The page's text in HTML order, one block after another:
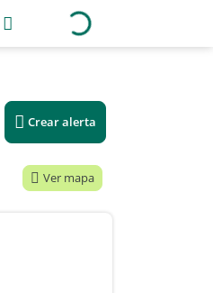
Crear alerta
Ver mapa